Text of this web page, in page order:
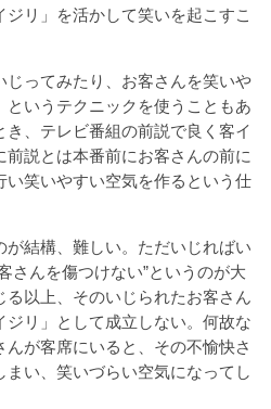
リ」を活かして笑いを起こすこ
ってみたり、お客さんを笑いや
いうテクニックを使うこともあ
、テレビ番組の前説で良く客イ
説とは本番前にお客さんの前に
い笑いやすい空気を作るという仕
結構、難しい。ただいじればい
さんを傷つけない”というのが大
以上、そのいじられたお客さん
リ」として成立しない。何故な
が客席にいると、その不愉快さ
い、笑いづらい空気になってし